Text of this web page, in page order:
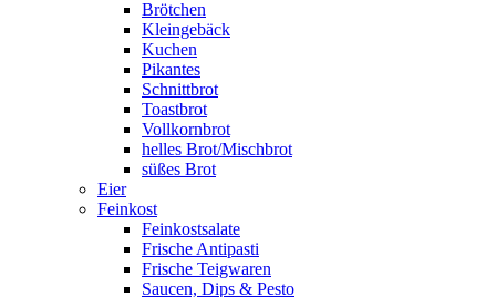
Brötchen
Kleingebäck
Kuchen
Pikantes
Schnittbrot
Toastbrot
Vollkornbrot
helles Brot/Mischbrot
süßes Brot
Eier
Feinkost
Feinkostsalate
Frische Antipasti
Frische Teigwaren
Saucen, Dips & Pesto